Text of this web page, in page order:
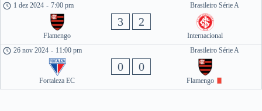
Brasileiro Série A
1 dez 2024 - 7:00 pm
Flamengo
3 2
Internacional
Brasileiro Série A
26 nov 2024 - 11:00 pm
Fortaleza EC
0 0
Flamengo